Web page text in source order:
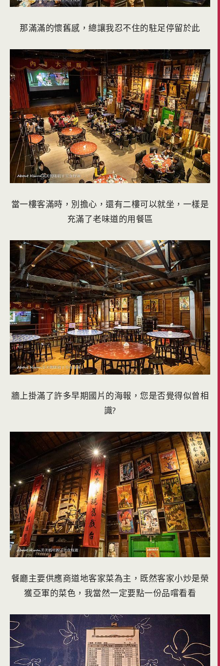
那滿滿的懷舊感，總讓我忍不住的駐足停留於此
當一樓客滿時，別擔心，還有二樓可以就坐，一樣是
充滿了老味道的用餐區
牆上掛滿了許多早期國片的海報，您是否覺得似曾相
識?
餐廳主要供應商道地客家菜為主，既然客家小炒是榮
獲亞軍的菜色，我當然一定要點一份品嚐看看